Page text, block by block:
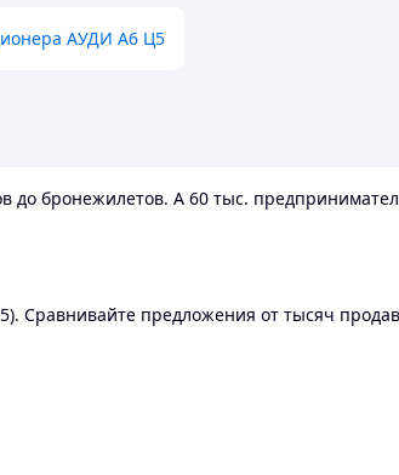
АУДИ А6 Ц5
бронежилетов. А 60 тыс.
Сравнивайте предложения от тысяч